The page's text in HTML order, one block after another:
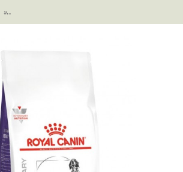
Royal Canin Veterinary Health Nutrition -